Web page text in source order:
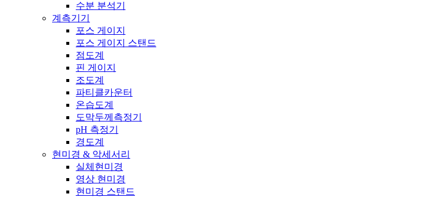
수분 분석기
계측기기
포스 게이지
포스 게이지 스탠드
점도계
핀 게이지
조도계
파티클카운터
온습도계
도막두께측정기
pH 측정기
경도계
현미경 & 악세서리
실체현미경
영상 현미경
현미경 스탠드